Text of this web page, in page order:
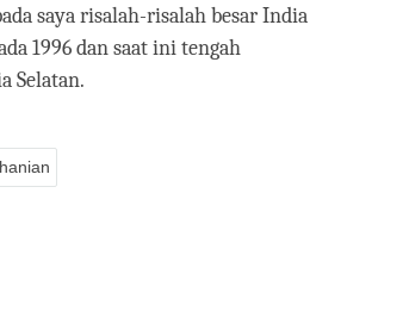
saya risalah-risalah besar India
1996 dan saat ini tengah
Selatan.